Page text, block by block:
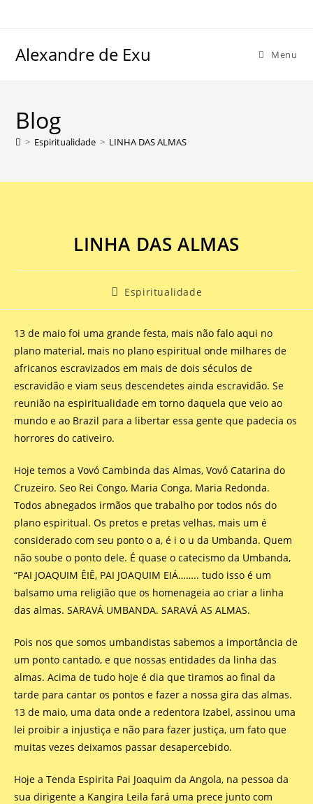
Alexandre de Exu Menu
Blog
> Espiritualidade > LINHA DAS ALMAS
LINHA DAS ALMAS
Espiritualidade
13 de maio foi uma grande festa, mais não falo aqui no
plano material, mais no plano espiritual onde milhares de
africanos escravizados em mais de dois séculos de
escravidão e viam seus descendetes ainda escravidão. Se
reunião na espiritualidade em torno daquela que veio ao
mundo e ao Brazil para a libertar essa gente que padecia os
horrores do cativeiro.
Hoje temos a Vovó Cambinda das Almas, Vovó Catarina do
Cruzeiro. Seo Rei Congo, Maria Conga, Maria Redonda.
Todos abnegados irmãos que trabalho por todos nós do
plano espiritual. Os pretos e pretas velhas, mais um é
considerado com seu ponto o a, é i o u da Umbanda. Quem
não soube o ponto dele. É quase o catecismo da Umbanda,
“PAI JOAQUIM ÊIÊ, PAI JOAQUIM EIÁ…….. tudo isso é um
balsamo uma religião que os homenageia ao criar a linha
das almas. SARAVÁ UMBANDA. SARAVÁ AS ALMAS.
Pois nos que somos umbandistas sabemos a importância de
um ponto cantado, e que nossas entidades da linha das
almas. Acima de tudo hoje é dia que tiramos ao final da
tarde para cantar os pontos e fazer a nossa gira das almas.
13 de maio, uma data onde a redentora Izabel, assinou uma
lei proibir a injustiça e não para fazer justiça, um fato que
muitas vezes deixamos passar desapercebido.
Hoje a Tenda Espirita Pai Joaquim da Angola, na pessoa da
sua dirigente a Kangira Leila fará uma prece junto com